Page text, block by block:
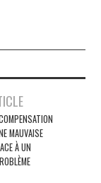
MAUVAISE
À UN